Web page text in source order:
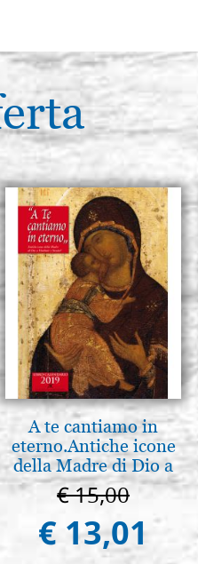
A te cantiamo in
eterno.Antiche icone
della Madre di Dio a
Vladimir e Suzdal
(libro-cal. 2019)
€ 15,00
€ 13,01